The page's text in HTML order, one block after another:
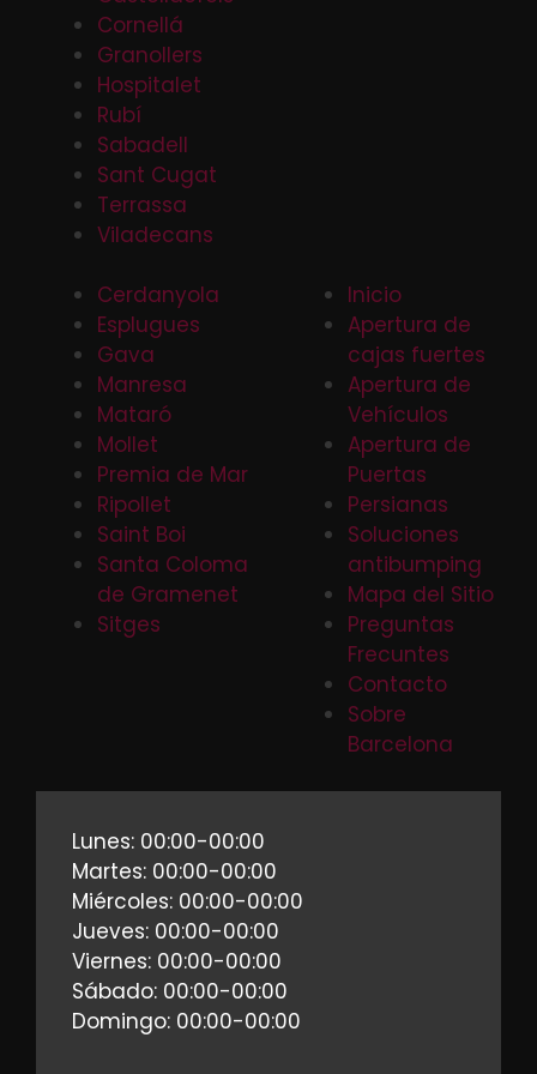
Cornellá
Granollers
Hospitalet
Rubí
Sabadell
Sant Cugat
Terrassa
Viladecans
Cerdanyola
Esplugues
Gava
Manresa
Mataró
Mollet
Premia de Mar
Ripollet
Saint Boi
Santa Coloma
de Gramenet
Sitges
Inicio
Apertura de
cajas fuertes
Apertura de
Vehículos
Apertura de
Puertas
Persianas
Soluciones
antibumping
Mapa del Sitio
Preguntas
Frecuntes
Contacto
Sobre
Barcelona
Lunes: 00:00-00:00
Martes: 00:00-00:00
Miércoles: 00:00-00:00
Jueves: 00:00-00:00
Viernes: 00:00-00:00
Sábado: 00:00-00:00
Domingo: 00:00-00:00